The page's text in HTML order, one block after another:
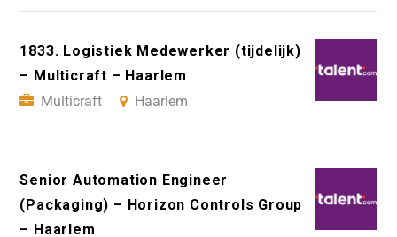
1833. Logistiek Medewerker (tijdelijk)
– Multicraft – Haarlem
Multicraft
Haarlem
Senior Automation Engineer
(Packaging) – Horizon Controls Group
– Haarlem